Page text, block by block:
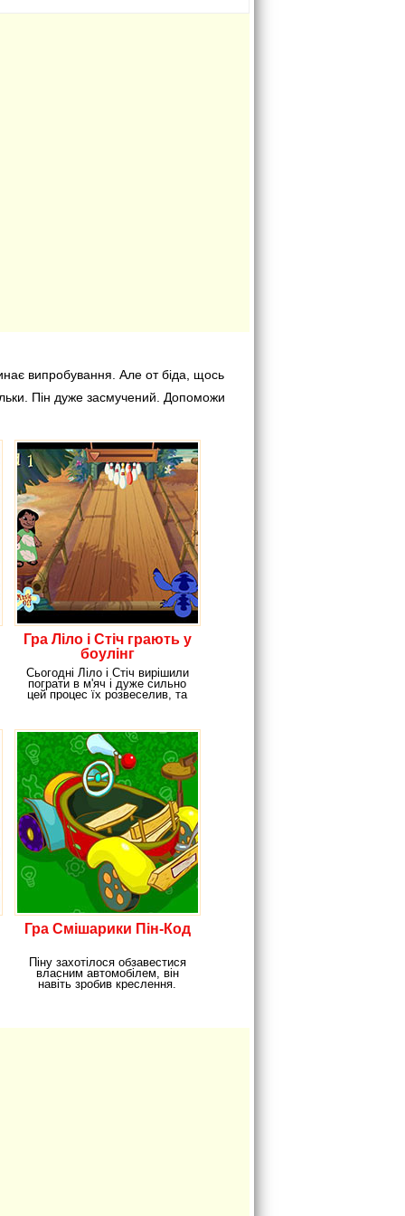
випробування. Але от біда, щось
Пін дуже засмучений. Допоможи
Гра Ліло і Стіч грають у
боулінг
Сьогодні Ліло і Стіч вирішили
пограти в м'яч і дуже сильно
цей процес їх розвеселив, та
Гра Смішарики Пін-Код
Піну захотілося обзавестися
власним автомобілем, він
навіть зробив креслення.